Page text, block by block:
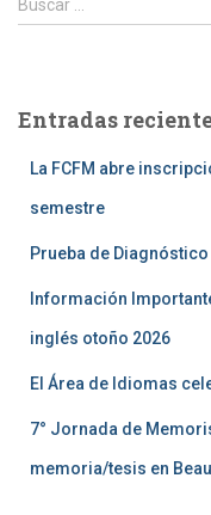
u
r
Buscar …
Entradas
La FCFM abre
semestre
Prueba de Diagnóstico
Información
inglés otoño 2026
El Área de Idiomas
7° Jornada de
memoria/tesis en